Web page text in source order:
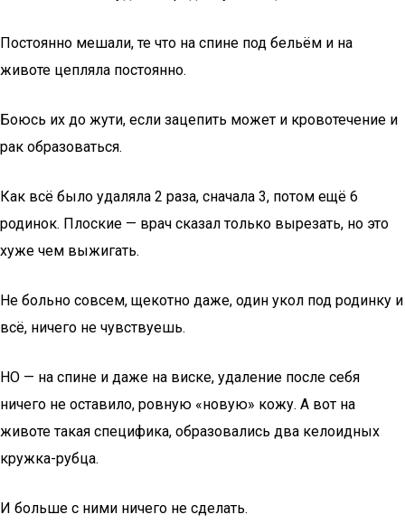
Постоянно мешали, те что на спине под бельём и на
животе цепляла постоянно.
Боюсь их до жути, если зацепить может и кровотечение и
рак образоваться.
Как всё было удаляла 2 раза, сначала 3, потом ещё 6
родинок. Плоские — врач сказал только вырезать, но это
хуже чем выжигать.
Не больно совсем, щекотно даже, один укол под родинку и
всё, ничего не чувствуешь.
НО — на спине и даже на виске, удаление после себя
ничего не оставило, ровную «новую» кожу. А вот на
животе такая специфика, образовались два келоидных
кружка-рубца.
И больше с ними ничего не сделать.